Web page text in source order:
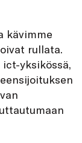
kävimme
rullata.
yksikössä,